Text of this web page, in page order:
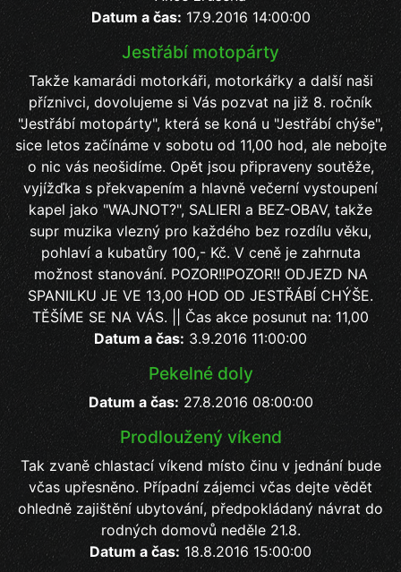
Datum a čas: 17.9.2016 14:00:00
Jestřábí motopárty
Takže kamarádi motorkáři, motorkářky a další naši
příznivci, dovolujeme si Vás pozvat na již 8. ročník
"Jestřábí motopárty", která se koná u "Jestřábí chýše",
sice letos začínáme v sobotu od 11,00 hod, ale nebojte
o nic vás neošidíme. Opět jsou připraveny soutěže,
vyjížďka s překvapením a hlavně večerní vystoupení
kapel jako "WAJNOT?", SALIERI a BEZ-OBAV, takže
supr muzika vlezný pro každého bez rozdílu věku,
pohlaví a kubatůry 100,- Kč. V ceně je zahrnuta
možnost stanování. POZOR!!POZOR!! ODJEZD NA
SPANILKU JE VE 13,00 HOD OD JESTŘÁBÍ CHÝŠE.
TĚŠÍME SE NA VÁS. || Čas akce posunut na: 11,00
Datum a čas: 3.9.2016 11:00:00
Pekelné doly
Datum a čas:27.8.2016 08:00:00
Prodloužený víkend
Tak zvaně chlastací víkend místo činu v jednání bude
včas upřesněno. Případní zájemci včas dejte vědět
ohledně zajištění ubytování, předpokládaný návrat do
rodných domovů neděle 21.8.
Datum a čas: 18.8.2016 15:00:00